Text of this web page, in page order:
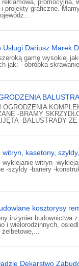
reklamowa, promocyjna,
i projekty graficzne.
Dariusz Marek
gamę wysokiej
jak: - obróbka
OGRODZENIA
-BRAMY
-BALUSTRADY
witryn, kasetony,
wyklejanie witryn -
-szyldy -banery -
kosztorysy
inżynier budownictwa
i wielorodzinnych,
żelbetowe,...
Dekarstwo